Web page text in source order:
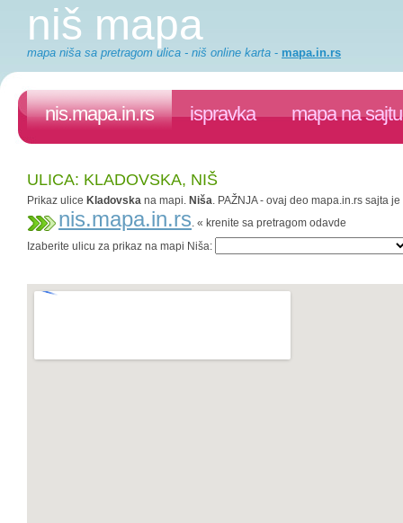
niš mapa
mapa niša sa pretragom ulica - niš online karta - mapa.in.rs
nis.mapa.in.rs ispravka mapa na sajtu
ULICA: KLADOVSKA, NIŠ
Prikaz ulice Kladovska na mapi. Niša. PAŽNJA - ovaj deo mapa.in.rs sajta
nis.mapa.in.rs. « krenite sa pretragom odavde
Izaberite ulicu za prikaz na mapi Niša: